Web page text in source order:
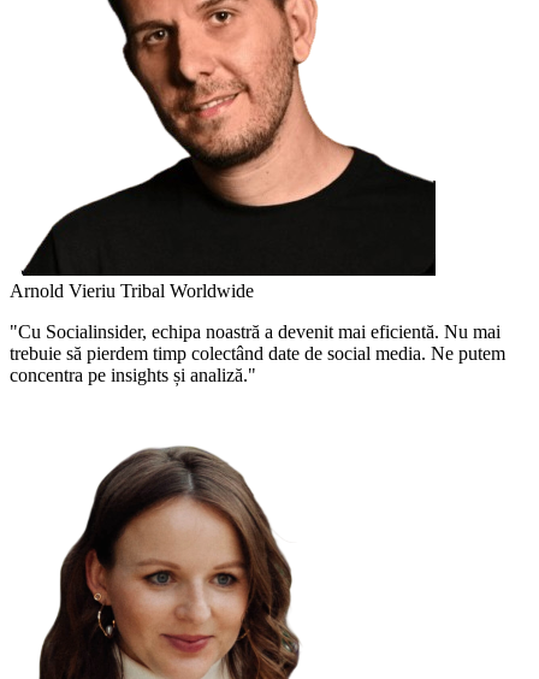
Arnold Vieriu Tribal Worldwide
"Cu Socialinsider, echipa noastră a devenit mai eficientă. Nu mai
trebuie să pierdem timp colectând date de social media. Ne putem
concentra pe insights și analiză."